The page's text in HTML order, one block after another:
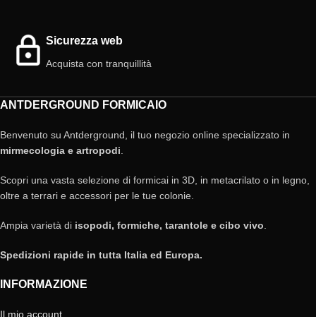
Sicurezza web
Acquista con tranquillità
ANTDERGROUND FORMICAIO
Benvenuto su Antderground, il tuo negozio online specializzato in
mirmecologia e artropodi
Scopri una vasta selezione di formicai in 3D, in metacrilato o in legno,
oltre a terrari e accessori per le tue colonie.
Ampia varietà di isopodi, formiche, tarantole e cibo vivo
Spedizioni rapide in tutta Italia ed Europa.
INFORMAZIONE
Il mio account